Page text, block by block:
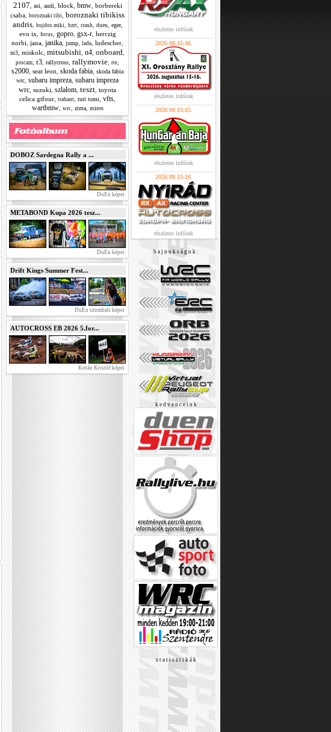
2107 asi audi block bmw, borbereki
csaba boroznaki tibi boroznaki tibikiss
andris, bujdos miki bzrt, crash duen eger,
evo ix
focus, gopro, gsx-r, herczig
norbi jana janika jump lada ludescher
m3 miskolc mitsubishi n4 onboard
procam r3 rallycross rallymovie rte
s2000 seat leon skoda fabia skoda fabia
wrc subaru impreza subaru impreza
wrc suzuki szlalom teszt toyota
celica gtfour trabant turi tomi vfts
wartbmw, wrc, zima, zsiros
DOBOZ Sardegna Rally a ...
DuEn képei
METABOND Kupa 2026 tesz...
DuEn képei
Drift Kings Summer Fest...
DuEn szombati képei
AUTOCROSS EB 2026 5.for...
Kotán Kristóf képei
részletes infóink
2026.08.15-16.
részletes infóink
2026.08.13-15.
részletes infóink
2026.08.15-16.
részletes infóink
b a j n o k s á g o k :
k e d v e n c e i n k
s t a t i s z t i k á k